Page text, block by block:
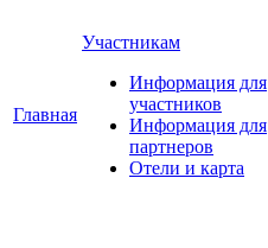
Главная
Участникам
Информация для
участников
Информация для
партнеров
Отели и карта